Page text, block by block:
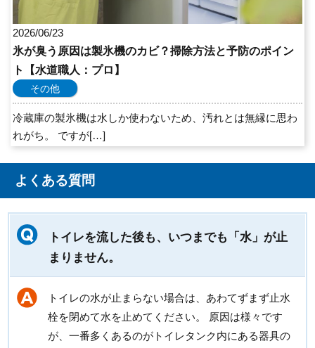
2026/06/23
氷が臭う原因は製氷機のカビ？掃除方法と予防のポイン
ト【水道職人：プロ】
その他
冷蔵庫の製氷機は水しか使わないため、汚れとは無縁に思わ
れがち。 ですが[…]
よくある質問
トイレを流した後も、いつまでも「水」が止
まりません。
トイレの水が止まらない場合は、あわてずまず止水
栓を閉めて水を止めてください。 原因は様々です
が、一番多くあるのがトイレタンク内にある器具の